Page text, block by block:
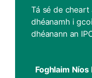
Tá sé de
dhéanamh i
dhéanann an
Foghlaim Níos